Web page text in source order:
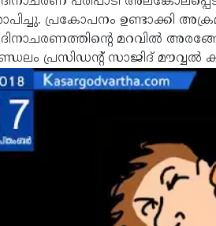
പ്രകോപനം ഉണ്ടാക്കി
മറവില്‍
പ്രസിഡന്റ് സാജിദ് മൗവ്വല്‍